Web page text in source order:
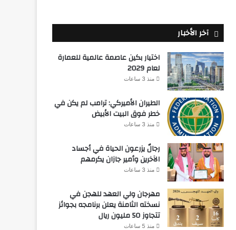
آخر الأخبار
اختيار بكين عاصمة عالمية للعمارة
لعام 2029
منذ 3 ساعات
الطيران الأميركي: ترامب لم يكن في
خطر فوق البيت الأبيض
منذ 3 ساعات
رجالٌ يزرعون الحياة في أجساد
الآخرين وأمير جازان يكرمهم
منذ 3 ساعات
مهرجان ولي العهد للهجن في
نسخته الثامنة يعلن برنامجه بجوائز
تتجاوز 50 مليون ريال
منذ 5 ساعات